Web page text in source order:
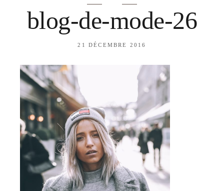
blog-de-mode-26
21 DÉCEMBRE 2016